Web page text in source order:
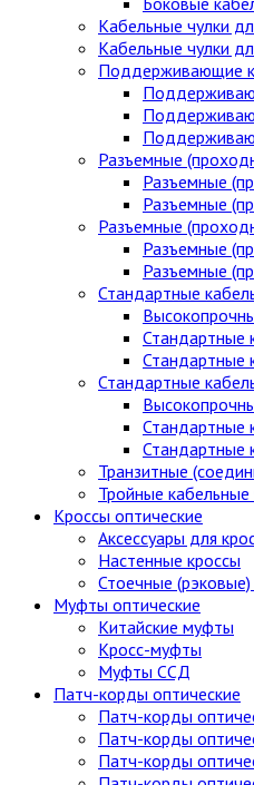
Кабельные чулки
Кабельные чулки
Поддерживающие
Разъемные
Разъемные
Разъемные
Разъемные
Разъемные
Разъемные
Стандартные
Стандартные
Стандартные
Стандартные
Стандартные
Стандартные
Транзитные
Тройные кабельные
Кроссы оптические
Аксессуары для
Настенные кроссы
Стоечные
Муфты оптические
Китайские муфты
Кросс-муфты
Муфты ССД
Патч-корды оптические
Патч-корды
Патч-корды
Патч-корды